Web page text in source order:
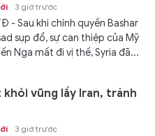
3 giờ trước
- Sau khi chính quyền Bashar
sụp đổ, sự can thiệp của Mỹ
Nga mất đi vị thế, Syria đã...
vũng lầy Iran, tránh
3 giờ trước